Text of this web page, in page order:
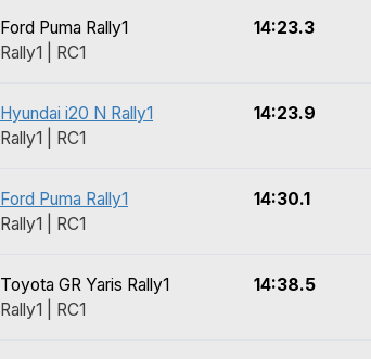
Ford Puma Rally1
Rally1 | RC1
14:23.3
Hyundai i20 N Rally1
Rally1 | RC1
14:23.9
Ford Puma Rally1
Rally1 | RC1
14:30.1
Toyota GR Yaris Rally1
Rally1 | RC1
14:38.5